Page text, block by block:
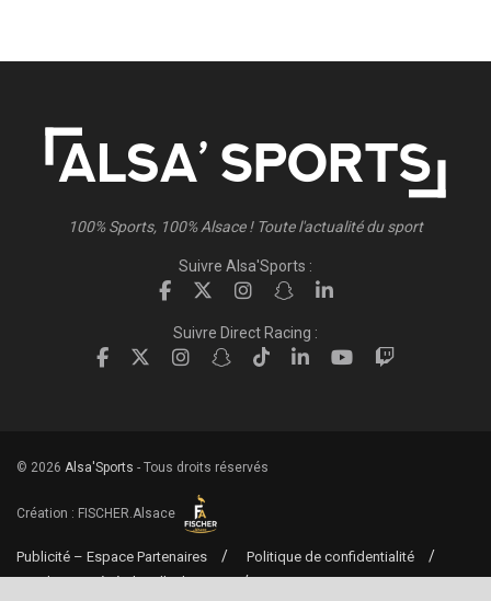
100% Sports, 100% Alsace ! Toute l'actualité du sport
Suivre Alsa'Sports :
Suivre Direct Racing :
© 2026 Alsa'Sports - Tous droits réservés
Création : FISCHER.Alsace
Publicité – Espace Partenaires
Politique de confidentialité
Conditions générales d’utilisation